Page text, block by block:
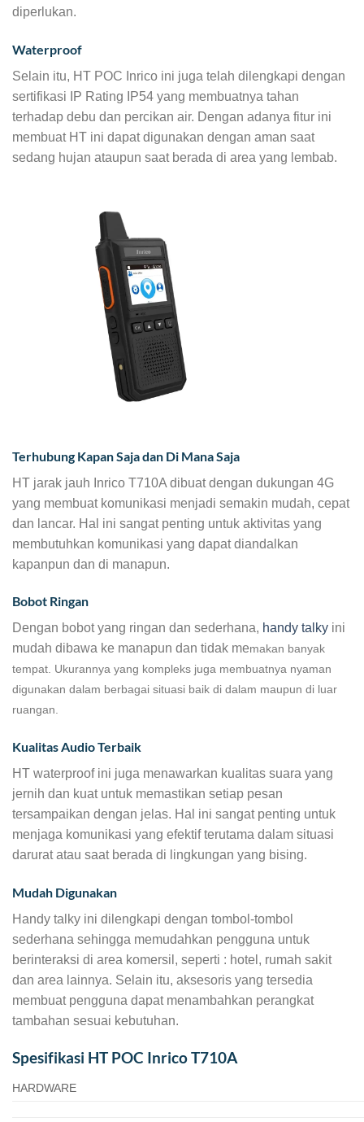
diperlukan.
Waterproof
Selain itu, HT POC Inrico ini juga telah dilengkapi dengan
sertifikasi IP Rating IP54 yang membuatnya tahan
terhadap debu dan percikan air. Dengan adanya fitur ini
membuat HT ini dapat digunakan dengan aman saat
sedang hujan ataupun saat berada di area yang lembab.
Terhubung Kapan Saja dan Di Mana Saja
HT jarak jauh Inrico T710A dibuat dengan dukungan 4G
yang membuat komunikasi menjadi semakin mudah, cepat
dan lancar. Hal ini sangat penting untuk aktivitas yang
membutuhkan komunikasi yang dapat diandalkan
kapanpun dan di manapun.
Bobot Ringan
Dengan bobot yang ringan dan sederhana, handy talky ini
mudah dibawa ke manapun dan tidak memakan banyak
tempat. Ukurannya yang kompleks juga membuatnya nyaman
digunakan dalam berbagai situasi baik di dalam maupun di luar
ruangan.
Kualitas Audio Terbaik
HT waterproof ini juga menawarkan kualitas suara yang
jernih dan kuat untuk memastikan setiap pesan
tersampaikan dengan jelas. Hal ini sangat penting untuk
menjaga komunikasi yang efektif terutama dalam situasi
darurat atau saat berada di lingkungan yang bising.
Mudah Digunakan
Handy talky ini dilengkapi dengan tombol-tombol
sederhana sehingga memudahkan pengguna untuk
berinteraksi di area komersil, seperti : hotel, rumah sakit
dan area lainnya. Selain itu, aksesoris yang tersedia
membuat pengguna dapat menambahkan perangkat
tambahan sesuai kebutuhan.
Spesifikasi HT POC Inrico T710A
HARDWARE